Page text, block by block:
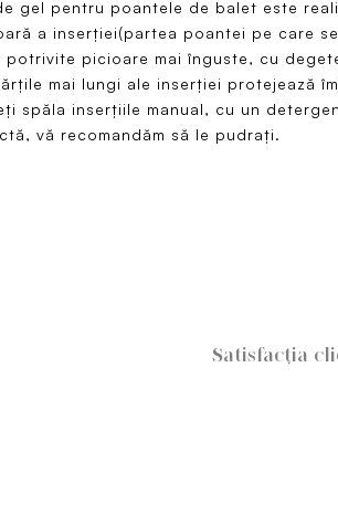
gel pentru poantele de balet este
a inserției(partea poantei pe care
potrivite picioare mai înguste, cu
mai lungi ale inserției protejează
spăla inserțiile manual, cu un
vă recomandăm să le pudrați.
Satisfacția